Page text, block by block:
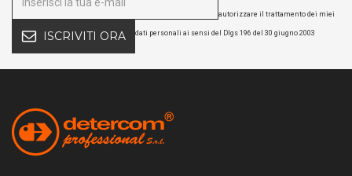
ISCRIVITI ORA
autorizzare il trattamento dei miei
dati personali ai sensi del Dlgs 196 del 30 giugno 2003